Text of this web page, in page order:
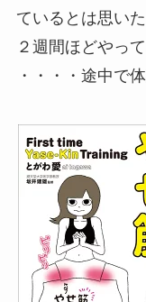
ているとは思いた
２週間ほどやっ
・・・・途中で